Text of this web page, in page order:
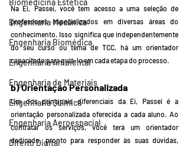
Biomedicina Estética
Engenharia Mecânica
Engenharia Biomédica
Engenharia Ambiental
Engenharia de Materiais
Engenharia Química
Engenharia Aeroespacial
Direito Digital
Na Ei, Passei, você tem acesso a uma seleção de
professores especializados em diversas áreas do
conhecimento. Isso significa que independentemente
do seu curso ou tema de TCC, há um orientador
capacitado para guiá-lo em cada etapa do processo.
b) Orientação Personalizada
Um dos principais diferenciais da Ei, Passei é a
orientação personalizada oferecida a cada aluno. Ao
contratar os serviços, você terá um orientador
dedicado, pronto para responder às suas dúvidas,